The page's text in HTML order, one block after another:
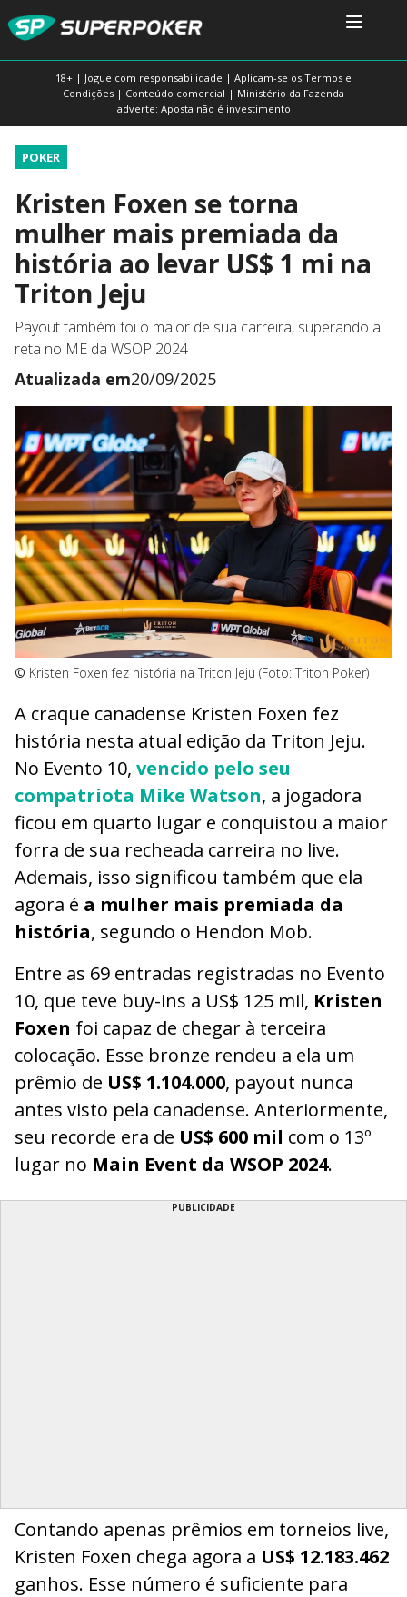
18+ | Jogue com responsabilidade | Aplicam-se os Termos e
Condições | Conteúdo comercial | Ministério da Fazenda
adverte: Aposta não é investimento
POKER
Kristen Foxen se torna
mulher mais premiada da
história ao levar US$ 1 mi na
Triton Jeju
Payout também foi o maior de sua carreira, superando a
reta no ME da WSOP 2024
Atualizada em20/09/2025
© Kristen Foxen fez história na Triton Jeju (Foto: Triton Poker)
A craque canadense Kristen Foxen fez
história nesta atual edição da Triton Jeju.
No Evento 10, vencido pelo seu
compatriota Mike Watson, a jogadora
ficou em quarto lugar e conquistou a maior
forra de sua recheada carreira no live.
Ademais, isso significou também que ela
agora é a mulher mais premiada da
história, segundo o Hendon Mob.
Entre as 69 entradas registradas no Evento
10, que teve buy-ins a US$ 125 mil, Kristen
Foxen foi capaz de chegar à terceira
colocação. Esse bronze rendeu a ela um
prêmio de US$ 1.104.000, payout nunca
antes visto pela canadense. Anteriormente,
seu recorde era de US$ 600 mil com o 13º
lugar no Main Event da WSOP 2024.
PUBLICIDADE
Contando apenas prêmios em torneios live,
Kristen Foxen chega agora a US$ 12.183.462
ganhos. Esse número é suficiente para